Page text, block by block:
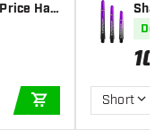
Har
DODAJ DO
ple
10
Short